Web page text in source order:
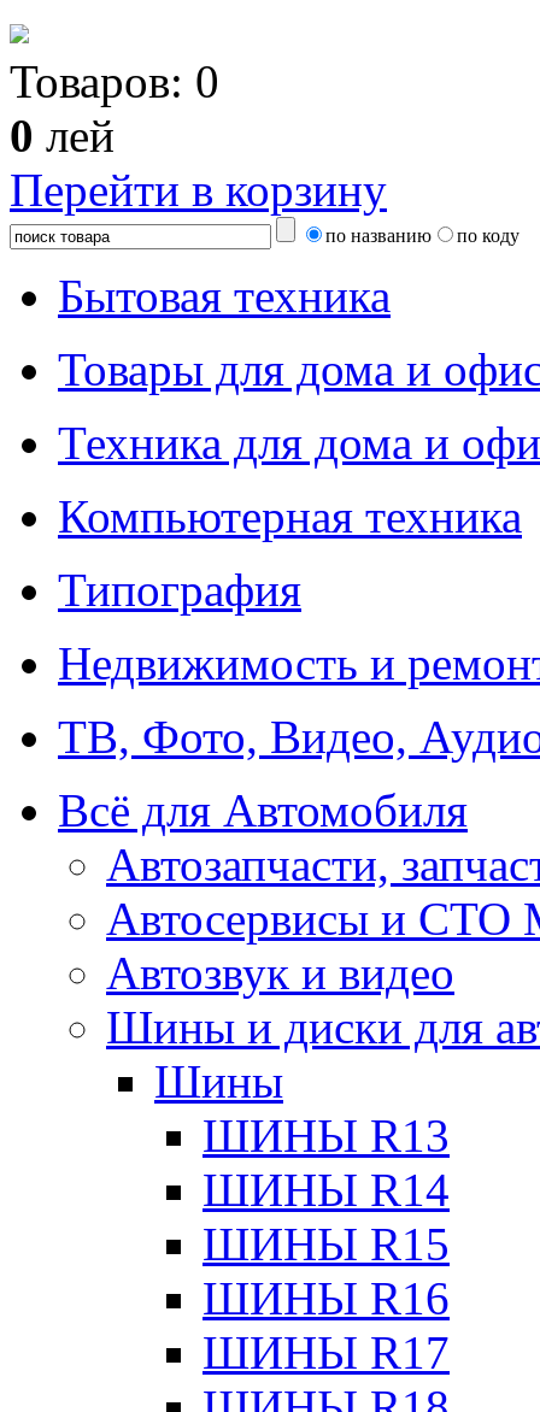
Товаров: 0
0 лей
Перейти в корзину
по названию по коду
Бытовая техника
Товары для дома и
Техника для дома и
Компьютерная техника
Типография
Недвижимость и
ТВ, Фото, Видео,
Всё для Автомобиля
Автозапчасти,
Автосервисы и СТО
Автозвук и видео
Шины и диски для
Шины
ШИНЫ R13
ШИНЫ R14
ШИНЫ R15
ШИНЫ R16
ШИНЫ R17